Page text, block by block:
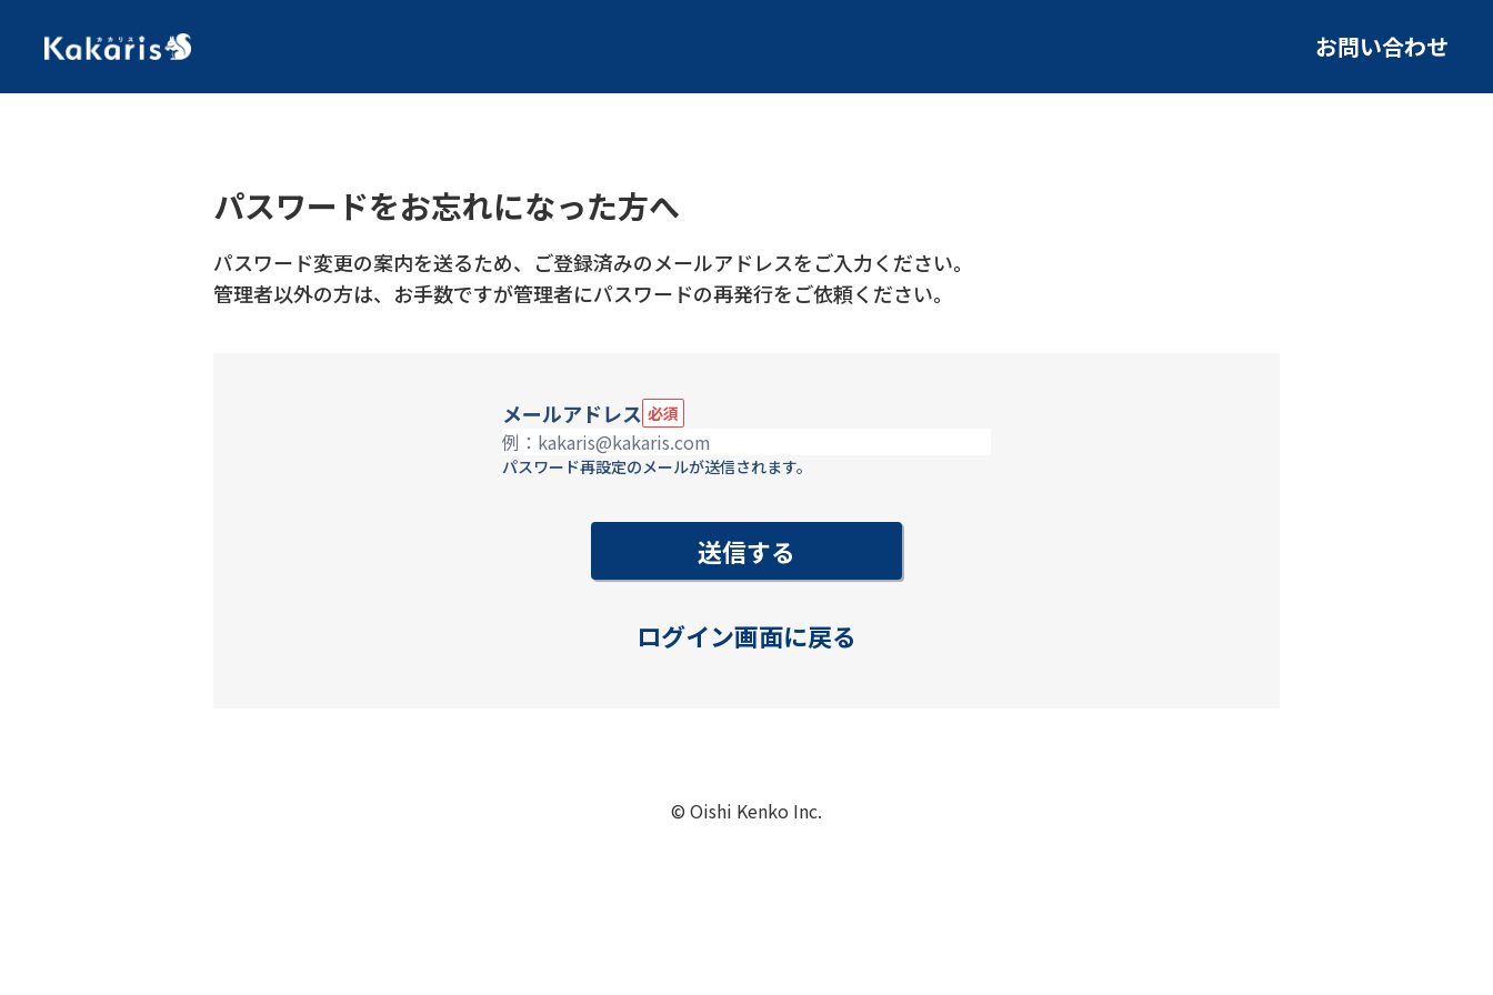
お問い合わせ
パスワードをお忘れになった方へ
パスワード変更の案内を送るため、ご登録済みのメールアドレスをご入力ください。
管理者以外の方は、お手数ですが管理者にパスワードの再発行をご依頼ください。
メールアドレス 必須
パスワード再設定のメールが送信されます。
ログイン画面に戻る
© Oishi Kenko Inc.